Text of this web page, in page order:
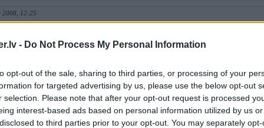
- Do Not Process My Personal Information
opt-out of the sale, sharing to third parties, or processing of your
for targeted advertising by us, please use the below opt-out
selection. Please note that after your opt-out request is processed
interest-based ads based on personal information utilized by us
to third parties prior to your opt-out. You may separately
2008, 12:25
23:16
agri vai vēlu, iepatiksies